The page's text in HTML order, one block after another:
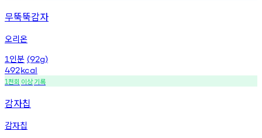
무뚝뚝감자
오리온
1 인분 (92g)
492kcal
1천회 이상기록
감자칩
감자칩